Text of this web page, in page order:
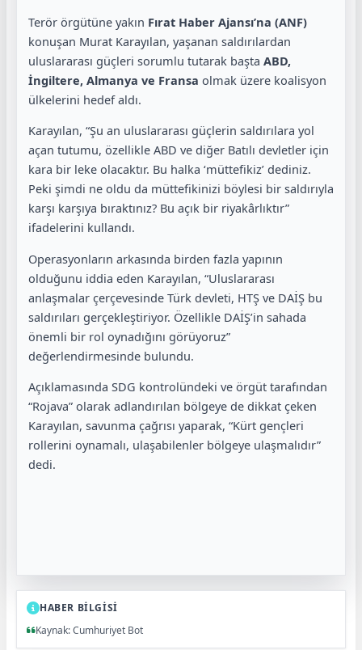
Terör örgütüne yakın Fırat Haber Ajansı’na (ANF)
konuşan Murat Karayılan, yaşanan saldırılardan
uluslararası güçleri sorumlu tutarak başta ABD,
İngiltere, Almanya ve Fransa olmak üzere koalisyon
ülkelerini hedef aldı.
Karayılan, “Şu an uluslararası güçlerin saldırılara yol
açan tutumu, özellikle ABD ve diğer Batılı devletler için
kara bir leke olacaktır. Bu halka ‘müttefikiz’ dediniz.
Peki şimdi ne oldu da müttefikinizi böylesi bir saldırıyla
karşı karşıya bıraktınız? Bu açık bir riyakârlıktır”
ifadelerini kullandı.
Operasyonların arkasında birden fazla yapının
olduğunu iddia eden Karayılan, “Uluslararası
anlaşmalar çerçevesinde Türk devleti, HTŞ ve DAİŞ bu
saldırıları gerçekleştiriyor. Özellikle DAİŞ’in sahada
önemli bir rol oynadığını görüyoruz”
değerlendirmesinde bulundu.
Açıklamasında SDG kontrolündeki ve örgüt tarafından
“Rojava” olarak adlandırılan bölgeye de dikkat çeken
Karayılan, savunma çağrısı yaparak, “Kürt gençleri
rollerini oynamalı, ulaşabilenler bölgeye ulaşmalıdır”
dedi.
HABER BİLGİSİ
Kaynak: Cumhuriyet Bot